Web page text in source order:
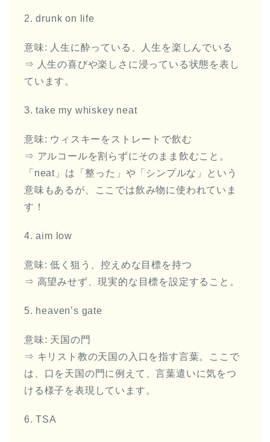
2. drunk on life
意味: 人生に酔っている、人生を楽しんでいる
⇒ 人生の喜びや楽しさに浸っている状態を表し
ています。
3. take my whiskey neat
意味: ウィスキーをストレートで飲む
⇒ アルコールを割らずにそのまま飲むこと。
「neat」は「整った」や「シンプルな」という
意味もあるが、ここでは飲み物に使われていま
す！
4. aim low
意味: 低く狙う、控えめな目標を持つ
⇒ 高望みせず、現実的な目標を設定すること。
5. heaven’s gate
意味: 天国の門
⇒ キリスト教の天国の入口を指す言葉。ここで
は、口を天国の門に例えて、言葉遣いに気をつ
ける様子を表現しています。
6. TSA